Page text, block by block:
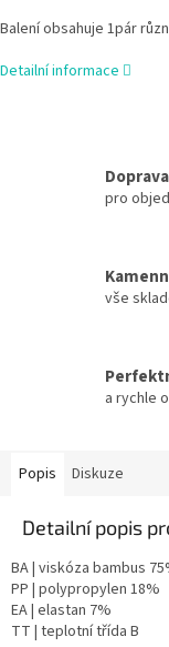
Balení obsahuje 1pár
Detailní informace
pro
vše
a rychle
Popis Diskuze
Detailní popis
BA | viskóza bambus
PP | polypropylen 18%
EA | elastan 7%
TT | teplotní třída B